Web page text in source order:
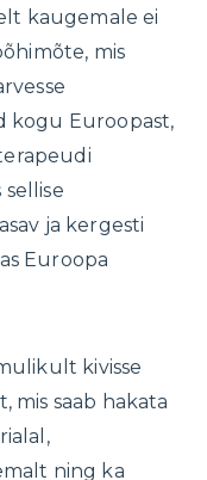
kaugemale ei
mis
kogu Euroopast,
ja kergesti
Euroopa
kivisse
mis saab hakata
ning ka